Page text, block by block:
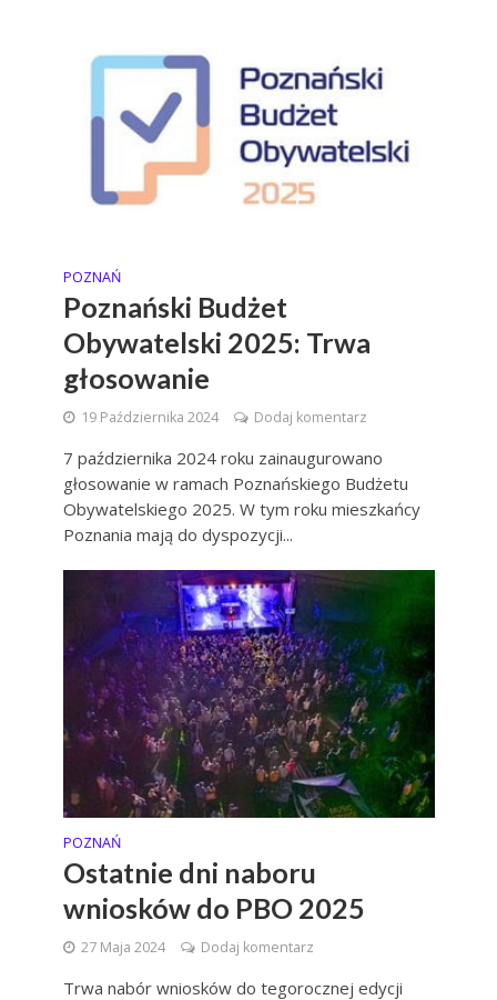
POZNAŃ
Poznański Budżet
Obywatelski 2025: Trwa
głosowanie
19 Października 2024 Dodaj komentarz
7 października 2024 roku zainaugurowano
głosowanie w ramach Poznańskiego Budżetu
Obywatelskiego 2025. W tym roku mieszkańcy
Poznania mają do dyspozycji...
POZNAŃ
Ostatnie dni naboru
wniosków do PBO 2025
27 Maja 2024 Dodaj komentarz
Trwa nabór wniosków do tegorocznej edycji